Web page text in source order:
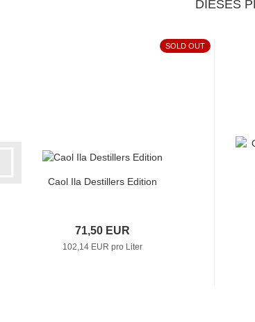
DIESES
SOLD OUT
Caol Ila Destillers Edition
71,50 EUR
102,14 EUR pro Liter